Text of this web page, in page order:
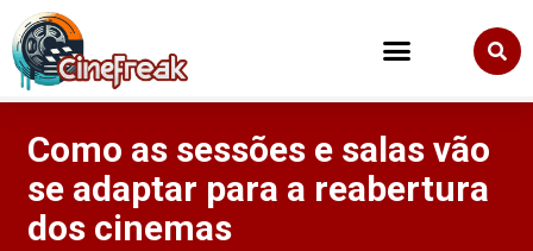
Como as sessões e salas vão
se adaptar para a reabertura
dos cinemas